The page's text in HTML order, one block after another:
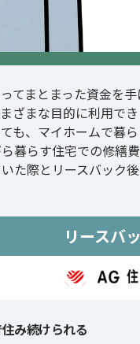
てまとまった資金を
ざまな目的に利用で
も、マイホームで暮
暮らす住宅での修繕
た際とリースバック
リースバ
み続けられる